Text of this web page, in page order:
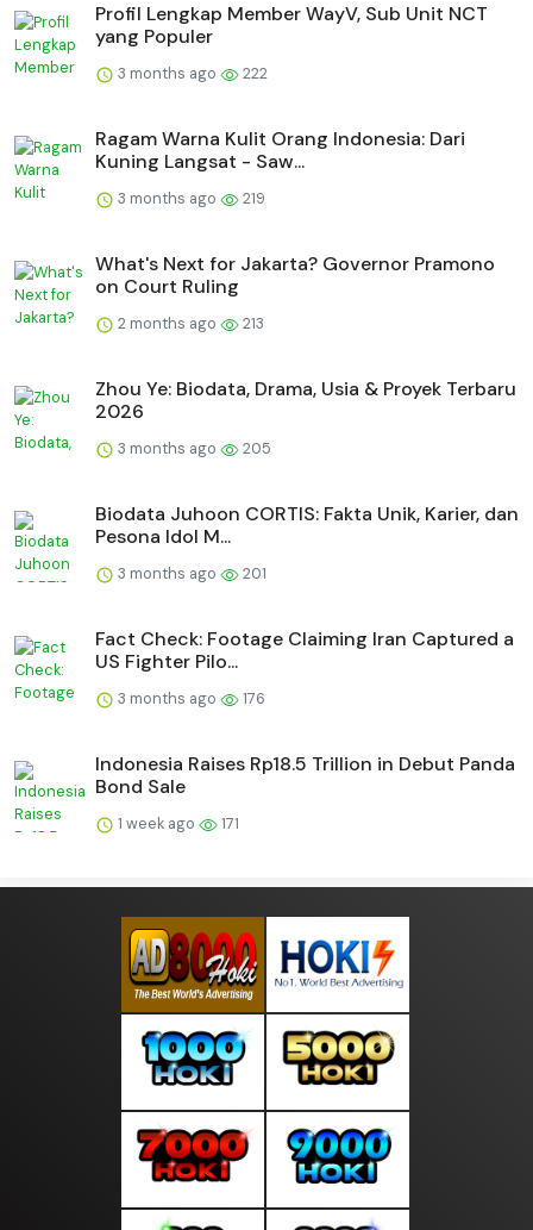
Profil Lengkap Member WayV, Sub Unit NCT
yang Populer
3 months ago 222
Ragam Warna Kulit Orang Indonesia: Dari
Kuning Langsat - Saw...
3 months ago 219
What's Next for Jakarta? Governor Pramono
on Court Ruling
2 months ago 213
Zhou Ye: Biodata, Drama, Usia & Proyek Terbaru
2026
3 months ago 205
Biodata Juhoon CORTIS: Fakta Unik, Karier, dan
Pesona Idol M...
3 months ago 201
Fact Check: Footage Claiming Iran Captured a
US Fighter Pilo...
3 months ago 176
Indonesia Raises Rp18.5 Trillion in Debut Panda
Bond Sale
1 week ago 171